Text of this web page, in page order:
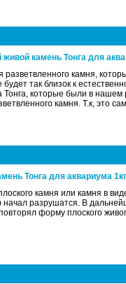
камень Тонга для
камня,
так близок к
которые были в
камня. Т.к, это
Тонга для аквариума
камня или камня в
разрушатся. В
форму плоского